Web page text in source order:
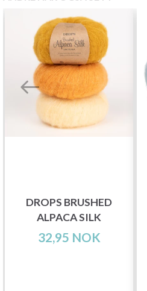
DROPS BRUSHED
ALPACA SILK
32,95 NOK